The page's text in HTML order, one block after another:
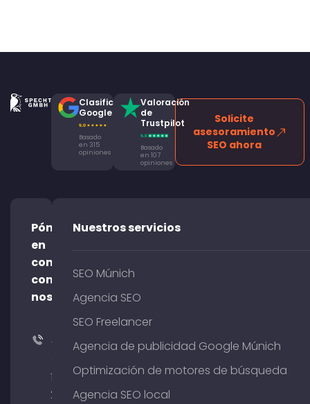
Clasificación
Google
Basado
en 315
opiniones
Valoración
de
Trustpilot
Basado
en 107
opiniones
Solicite
asesoramiento
SEO ahora
Póngase
en
contacto
con
nosotros
+49
176
204
Nuestros servicios
SEO Múnich
Agencia SEO
SEO Freelancer
Agencia de publicidad Google Múnich
Optimización de motores de búsqueda
Agencia SEO local